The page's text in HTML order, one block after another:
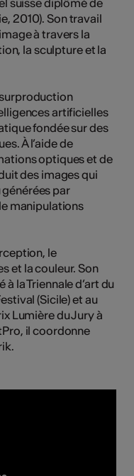
2010). Son travail
à travers la
la sculpture et la
artificielles
fondée sur des
À l’aide de
optiques et de
des images qui
par
manipulations
le
et la couleur. Son
la Triennale d’art du
(Sicile) et au
Lumière du Jury à
il coordonne